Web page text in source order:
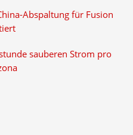
Abspaltung für Fusion
sauberen Strom pro